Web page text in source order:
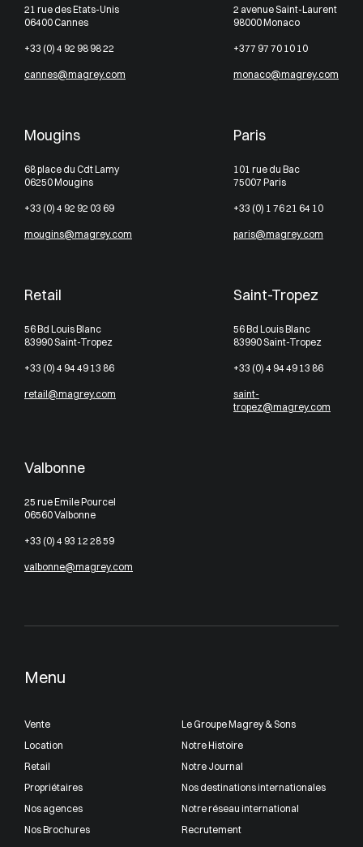
Menu
Vente
Location
Retail
Propriétaires
Nos agences
Nos Brochures
Le Groupe Magrey & Sons
Notre Histoire
Notre Journal
Nos destinations internationales
Notre réseau international
Recrutement
21 rue des Etats-Unis
06400 Cannes
+33 (0) 4 92 98 98 22
cannes@magrey.com
2 avenue Saint-Laurent
98000 Monaco
+377 97 70 10 10
monaco@magrey.com
Mougins
68 place du Cdt Lamy
06250 Mougins
+33 (0) 4 92 92 03 69
mougins@magrey.com
Paris
101 rue du Bac
75007 Paris
+33 (0) 1 76 21 64 10
paris@magrey.com
Retail
56 Bd Louis Blanc
83990 Saint-Tropez
+33 (0) 4 94 49 13 86
retail@magrey.com
Saint-Tropez
56 Bd Louis Blanc
83990 Saint-Tropez
+33 (0) 4 94 49 13 86
saint-
tropez@magrey.com
Valbonne
25 rue Emile Pourcel
06560 Valbonne
+33 (0) 4 93 12 28 59
valbonne@magrey.com